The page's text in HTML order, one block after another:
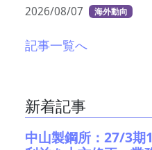
2026/08/07 海外動向
記事一覧へ
新着記事
中山製鋼所：27/3期